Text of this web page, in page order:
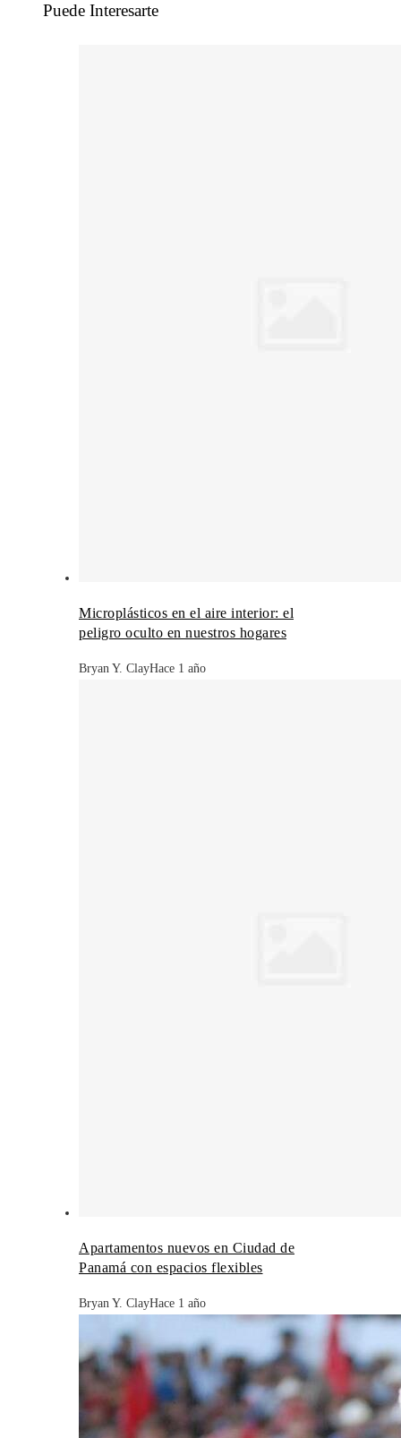
Puede Interesarte
Microplásticos en el aire interior: el
peligro oculto en nuestros hogares
Bryan Y. ClayHace 1 año
Apartamentos nuevos en Ciudad de
Panamá con espacios flexibles
Bryan Y. ClayHace 1 año